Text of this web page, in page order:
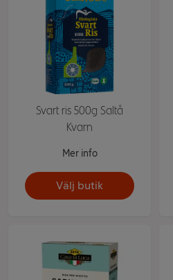
Svart ris 500g Saltå
Kvarn
Mer info
Välj butik